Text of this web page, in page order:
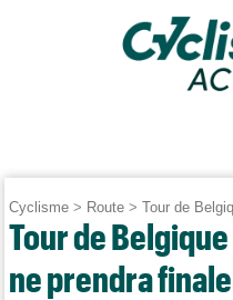
Cyclisme > Route >Tour de
Tour de
ne prendra